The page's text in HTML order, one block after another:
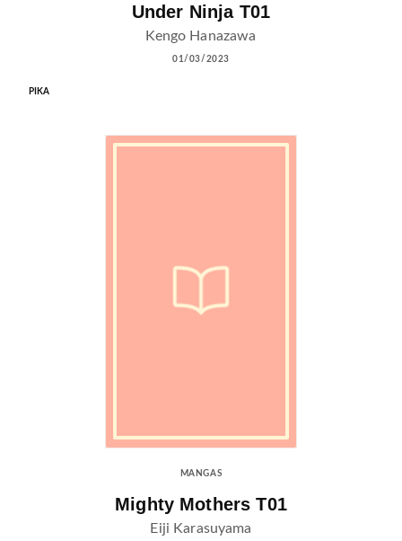
Under Ninja T01
Kengo Hanazawa
01/03/2023
PIKA
MANGAS
Mighty Mothers T01
Eiji Karasuyama